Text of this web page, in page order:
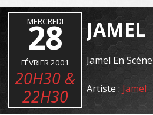
MERCREDI
28
FÉVRIER 2001
20H30 &
22H30
JAMEL
Jamel En Scène
Artiste : Jamel